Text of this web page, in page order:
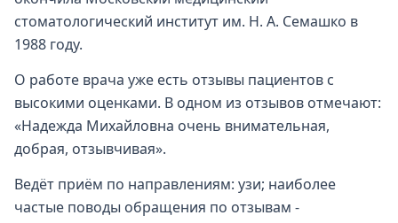
стоматологический институт им. Н. А. Семашко в
1988 году.
О работе врача уже есть отзывы пациентов с
высокими оценками. В одном из отзывов отмечают:
«Надежда Михайловна очень внимательная,
добрая, отзывчивая».
Ведёт приём по направлениям: узи; наиболее
частые поводы обращения по отзывам -